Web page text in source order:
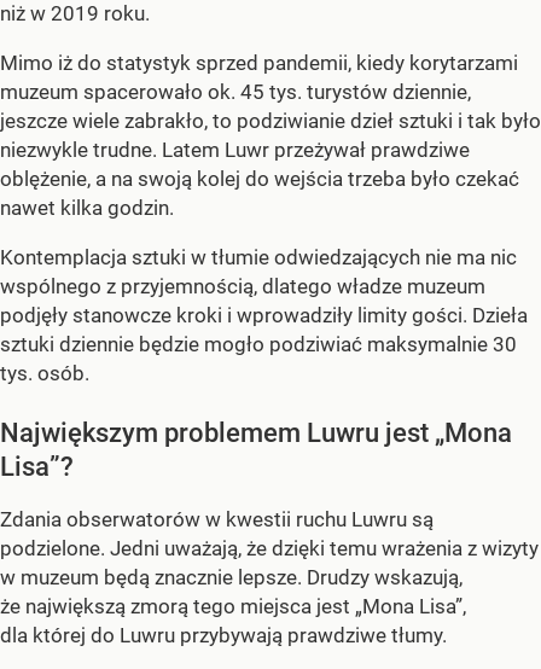
niż w 2019 roku.
Mimo iż do statystyk sprzed pandemii, kiedy korytarzami
muzeum spacerowało ok. 45 tys. turystów dziennie,
jeszcze wiele zabrakło, to podziwianie dzieł sztuki i tak było
niezwykle trudne. Latem Luwr przeżywał prawdziwe
oblężenie, a na swoją kolej do wejścia trzeba było czekać
nawet kilka godzin.
Kontemplacja sztuki w tłumie odwiedzających nie ma nic
wspólnego z przyjemnością, dlatego władze muzeum
podjęły stanowcze kroki i wprowadziły limity gości. Dzieła
sztuki dziennie będzie mogło podziwiać maksymalnie 30
tys. osób.
Największym problemem Luwru jest „Mona
Lisa”?
Zdania obserwatorów w kwestii ruchu Luwru są
podzielone. Jedni uważają, że dzięki temu wrażenia z wizyty
w muzeum będą znacznie lepsze. Drudzy wskazują,
że największą zmorą tego miejsca jest „Mona Lisa”,
dla której do Luwru przybywają prawdziwe tłumy.